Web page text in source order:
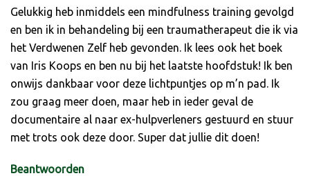
Gelukkig heb inmiddels een mindfulness training gevolgd
en ben ik in behandeling bij een traumatherapeut die ik via
het Verdwenen Zelf heb gevonden. Ik lees ook het boek
van Iris Koops en ben nu bij het laatste hoofdstuk! Ik ben
onwijs dankbaar voor deze lichtpuntjes op m’n pad. Ik
zou graag meer doen, maar heb in ieder geval de
documentaire al naar ex-hulpverleners gestuurd en stuur
met trots ook deze door. Super dat jullie dit doen!
Beantwoorden